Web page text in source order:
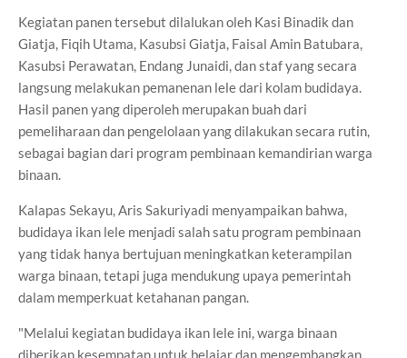
Kegiatan panen tersebut dilalukan oleh Kasi Binadik dan
Giatja, Fiqih Utama, Kasubsi Giatja, Faisal Amin Batubara,
Kasubsi Perawatan, Endang Junaidi, dan staf yang secara
langsung melakukan pemanenan lele dari kolam budidaya.
Hasil panen yang diperoleh merupakan buah dari
pemeliharaan dan pengelolaan yang dilakukan secara rutin,
sebagai bagian dari program pembinaan kemandirian warga
binaan.
Kalapas Sekayu, Aris Sakuriyadi menyampaikan bahwa,
budidaya ikan lele menjadi salah satu program pembinaan
yang tidak hanya bertujuan meningkatkan keterampilan
warga binaan, tetapi juga mendukung upaya pemerintah
dalam memperkuat ketahanan pangan.
"Melalui kegiatan budidaya ikan lele ini, warga binaan
diberikan kesempatan untuk belajar dan mengembangkan